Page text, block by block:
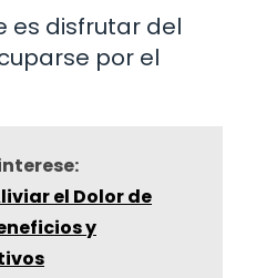
es disfrutar del
por el
el Dolor de
y